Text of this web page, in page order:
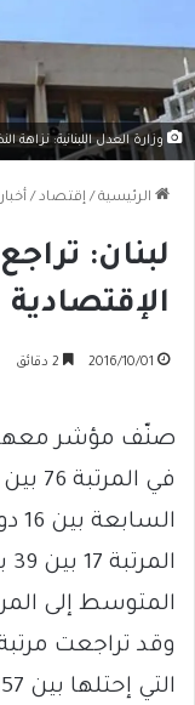
وزارة العدل اللبنانية: نزاهة
الرئيسية / إقتصاد /
لبنان:
الإقتصادية
2016/10/01
صنّف مؤشر معهد
المتوسط إلى